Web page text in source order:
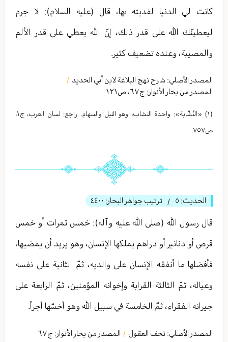
كانت لي الدنيا لفديته بها، قال (عليه السلام): لا جرم
ليعطينّك الله على قدر ذلك، إنّ الله يعطي على قدر الألم
والمصيبة، وعنده تضعيف كثير.
المصدر الأصلي: شرح نهج البلاغة لابن أبي الحدید /
المصدر من بحار الأنوار: ج٦٧، ص١٢١
(١) «النُشَّابة»: واحدة النشاب، وهو النبل والسهام. راجع: لسان العرب، ج١،
ص٧٥٧.
الحديث: ٥ / ترتيب جواهر البحار: ٤٤٠٠
قال رسول الله (صلى الله عليه وآله): خمس تمرات أو خمس
قرص أو دنانير أو دراهم يملكها الإنسان، وهو يريد أن يمضيها،
فأفضلها ما أنفقه الإنسان على والديه، ثمّ الثانية على نفسه
وعياله، ثمّ الثالثة القرابة وإخوانه المؤمنين، ثمّ الرابعة على
جيرانه الفقراء، ثمّ الخامسة في سبيل الله وهو أخسّها أجراً.
المصدر الأصلي: تحف العقول / المصدر من بحار الأنوار: ج٦٧